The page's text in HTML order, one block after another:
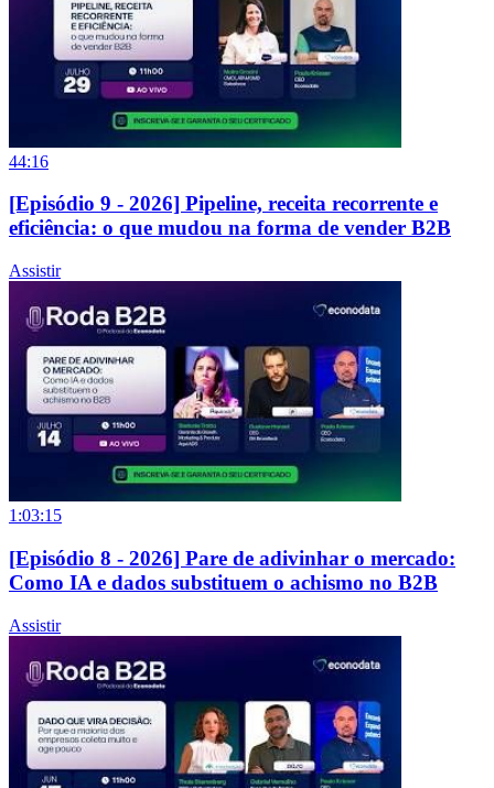
44:16
[Episódio 9 - 2026] Pipeline, receita recorrente e
eficiência: o que mudou na forma de vender B2B
Assistir
1:03:15
[Episódio 8 - 2026] Pare de adivinhar o mercado:
Como IA e dados substituem o achismo no B2B
Assistir